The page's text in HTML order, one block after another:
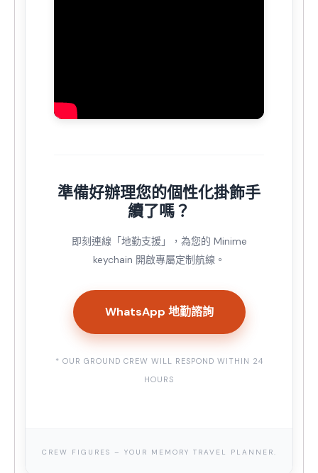
準備好辦理您的個性化掛飾手
續了嗎？
即刻連線「地勤支援」，為您的 Minime
keychain 開啟專屬定制航線。
WhatsApp 地勤諮詢
* OUR GROUND CREW WILL RESPOND WITHIN 24
HOURS
CREW FIGURES – YOUR MEMORY TRAVEL PLANNER.